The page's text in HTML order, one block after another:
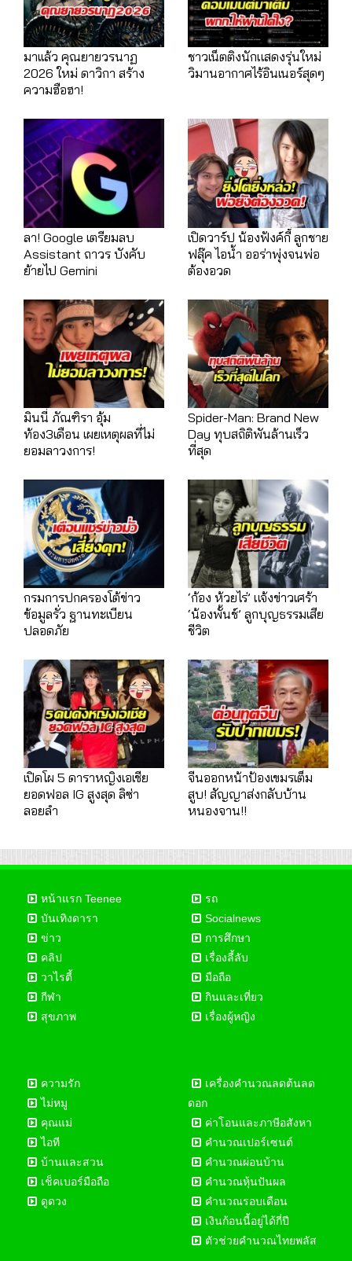
มาเเล้ว คุณยายวรนาฏ
2026 ใหม่ ดาวิกา สร้าง
ความฮือฮา!
ชาวเน็ตติงนักแสดงรุ่นใหม่
วิมานอากาศไร้อินเนอร์สุดๆ
ลา! Google เตรียมลบ
Assistant ถาวร บังคับ
ย้ายไป Gemini
เปิดวาร์ป น้องฟังค์กี้ ลูกชาย
ฟลุ๊ค ไอน้ำ ออร่าพุ่งจนพ่อ
ต้องอวด
มินนี่ ภัณฑิรา อุ้ม
ท้อง3เดือน เผยเหตุผลที่ไม่
ยอมลาวงการ!
Spider-Man: Brand New
Day ทุบสถิติพันล้านเร็ว
ที่สุด
กรมการปกครองโต้ข่าว
ข้อมูลรั่ว ฐานทะเบียน
ปลอดภัย
‘ก้อง ห้วยไร่’ แจ้งข่าวเศร้า
‘น้องพั้นช์’ ลูกบุญธรรมเสีย
ชีวิต
เปิดโผ 5 ดาราหญิงเอเชีย
ยอดฟอล IG สูงสุด ลิซ่า
ลอยลำ
จีนออกหน้าป้องเขมรเต็ม
สูบ! สัญญาส่งกลับบ้าน
หนองจาน!!
หน้าแรก Teenee
บันเทิงดารา
ข่าว
คลิป
วาไรตี้
กีฬา
สุขภาพ
รถ
Socialnews
การศึกษา
เรื่องลี้ลับ
มือถือ
กินและเที่ยว
เรื่องผู้หญิง
ความรัก
ไม่หมู
คุณแม่
ไอที
บ้านและสวน
เช็คเบอร์มือถือ
ดูดวง
เครื่องคำนวณลดต้นลด
ดอก
ค่าโอนและภาษีอสังหา
คำนวณเปอร์เซนต์
คำนวณผ่อนบ้าน
คำนวณหุ้นปันผล
คำนวณรอบเดือน
เงินก้อนนี้อยู่ได้กี่ปี
ตัวช่วยคำนวณไทยพลัส